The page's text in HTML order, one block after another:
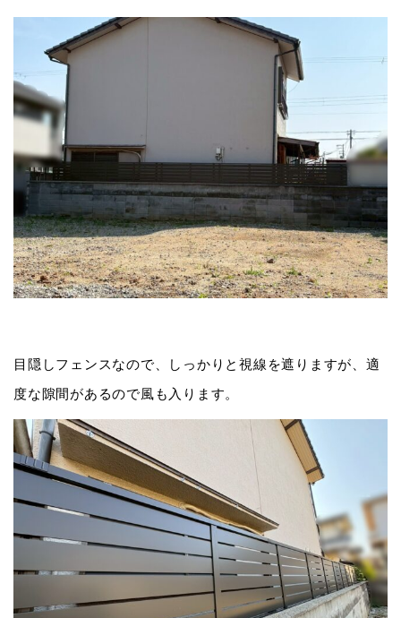
目隠しフェンスなので、しっかりと視線を遮りますが、適
度な隙間があるので風も入ります。